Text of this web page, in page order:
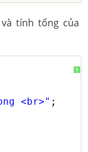
tính tổng của
?
<br>" ;